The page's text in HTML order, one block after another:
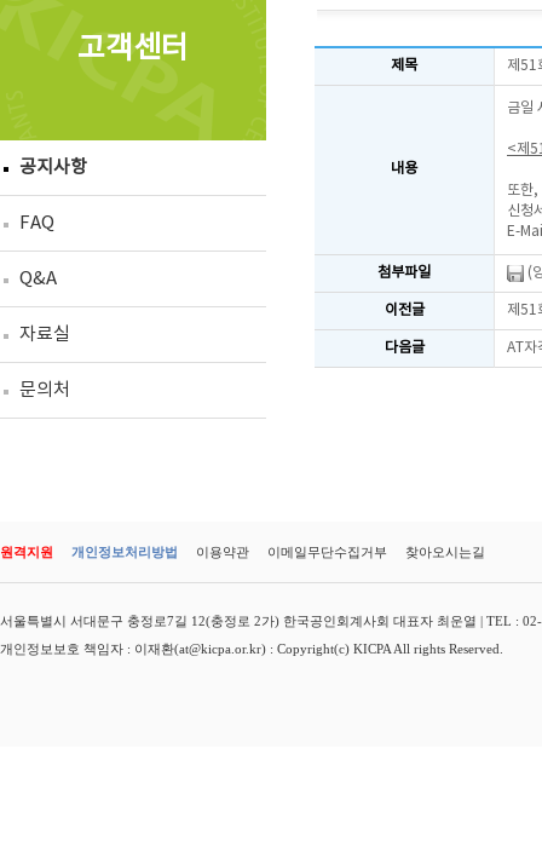
고객센터
공지사항
FAQ
Q&A
자료실
문의처
제목 제51
내용
금일
<제
또한
신청
E-
첨부파일 (
이전글 제51
다음글 AT자
원격지원 개인정보처리방법 이용약관 이메일무단수집거부 찾아오시는길
서울특별시 서대문구 충정로7길 12(충정로 2가) 한국공인회계사회 대표자 최운열 | TEL :
개인정보보호 책임자 : 이재환(at@kicpa.or.kr) : Copyright(c) KICPA All rights Reserved.